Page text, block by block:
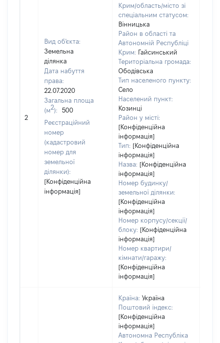
2
Вид об'єкта:
Земельна
ділянка
Дата набуття
права:
22.07.2020
Загальна площа
(м2):
500
Реєстраційний
номер
(кадастровий
номер для
земельної
ділянки):
[Конфіденційна
інформація]
Крим/область/місто зі
спеціальним статусом:
Вінницька
Район в області та
Автономній Республіці
Крим: Гайсинський
Територіальна громада:
Ободівська
Тип населеного пункту:
Село
Населений пункт:
Козинці
Район у місті:
[Конфіденційна
інформація]
Тип: [Конфіденційна
інформація]
Назва: [Конфіденційна
інформація]
Номер будинку/
земельної ділянки:
[Конфіденційна
інформація]
Номер корпусу/секції/
блоку: [Конфіденційна
інформація]
Номер квартири/
кімнати/гаражу:
[Конфіденційна
інформація]
Країна: Україна
Поштовий індекс:
[Конфіденційна
інформація]
Автономна Республіка